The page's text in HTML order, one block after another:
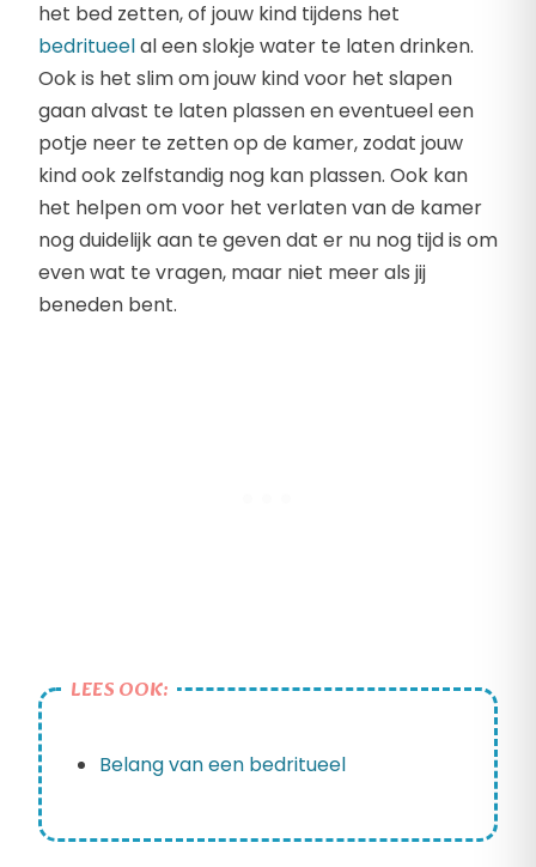
het bed zetten, of jouw kind tijdens het
bedritueelal een slokje water te laten drinken.
Ook is het slim om jouw kind voor het slapen
gaan alvast te laten plassen en eventueel een
potje neer te zetten op de kamer, zodat jouw
kind ook zelfstandig nog kan plassen. Ook kan
het helpen om voor het verlaten van de kamer
nog duidelijk aan te geven dat er nu nog tijd is om
even wat te vragen, maar niet meer als jij
beneden bent.
LEES OOK:
Belang van een bedritueel